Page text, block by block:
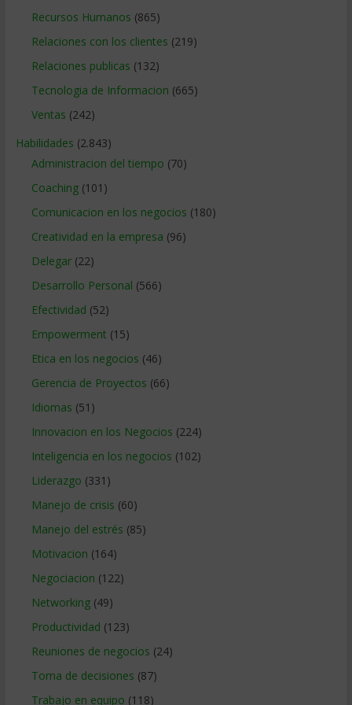
Recursos Humanos (865)
Relaciones con los clientes (219)
Relaciones publicas (132)
Tecnologia de Informacion (665)
Ventas (242)
Habilidades (2.843)
Administracion del tiempo (70)
Coaching(101)
Comunicacion en los negocios (180)
Creatividad en la empresa (96)
Delegar(22)
Desarrollo Personal (566)
Efectividad (52)
Empowerment (15)
Etica en los negocios (46)
Gerencia de Proyectos (66)
Idiomas (51)
Innovacion en los Negocios (224)
Inteligencia en los negocios (102)
Liderazgo (331)
Manejo de crisis (60)
Manejo del estrés (85)
Motivacion (164)
Negociacion (122)
Networking(49)
Productividad (123)
Reuniones de negocios (24)
Toma de decisiones (87)
Trabajo en equipo (118)